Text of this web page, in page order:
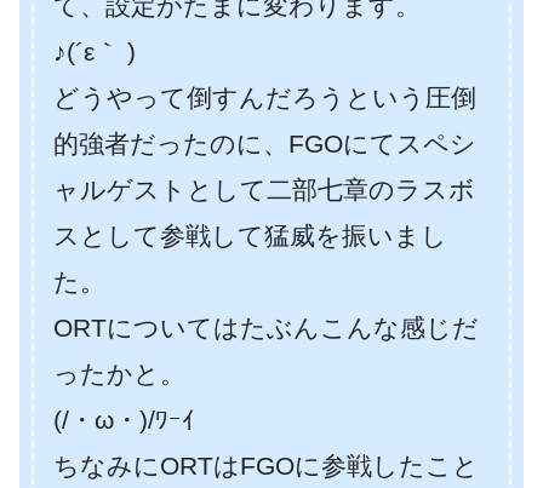
て、設定がたまに変わります。
♪(´ε｀ )
どうやって倒すんだろうという圧倒
的強者だったのに、FGOにてスペシ
ャルゲストとして二部七章のラスボ
スとして参戦して猛威を振いまし
た。
ORTについてはたぶんこんな感じだ
ったかと。
(/・ω・)/ﾜｰｲ
ちなみにORTはFGOに参戦したこと